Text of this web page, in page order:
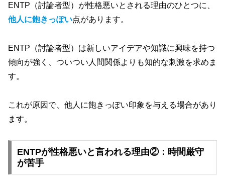
ENTP（討論者型）が性格悪いとされる理由のひとつに、
他人に飽きっぽい点があります。
ENTP（討論者型）は新しいアイデアや知識に興味を持つ
傾向が強く、ついつい人間関係よりも知的な刺激を求めま
す。
これが原因で、他人に飽きっぽい印象を与える場合があり
ます。
ENTPが性格悪いと言われる理由②：時間厳守
が苦手